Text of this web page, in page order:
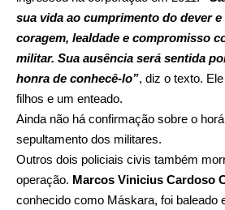
sua vida ao cumprimento do dever
coragem, lealdade e compromisso
militar. Sua ausência será sentida
honra de conhecê-lo”, diz o texto.
filhos e um enteado.
Ainda não há confirmação sobre o
sepultamento dos militares.
Outros dois policiais civis também
operação. Marcos Vinicius Cardoso
conhecido como Máskara, foi baleado